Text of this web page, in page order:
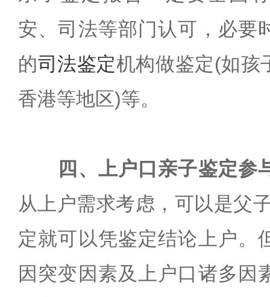
安、司法等部门认可，必要
的司法鉴定机构做鉴定(如孩
香港等地区)等。
四、上户口亲子鉴定参
从上户需求考虑，可以是父
定就可以凭鉴定结论上户。
因突变因素及上户口诸多因